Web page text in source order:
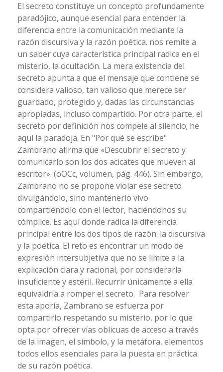
El secreto constituye un concepto profundamente
paradójico, aunque esencial para entender la
diferencia entre la comunicación mediante la
razón discursiva y la razón poética. nos remite a
un saber cuya característica principal radica en el
misterio, la ocultación. La mera existencia del
secreto apunta a que el mensaje que contiene se
considera valioso, tan valioso que merece ser
guardado, protegido y, dadas las circunstancias
apropiadas, incluso compartido. Por otra parte, el
secreto por definición nos compele al silencio; he
aquí la paradoja. En "Por qué se escribe"
Zambrano afirma que «Descubrir el secreto y
comunicarlo son los dos acicates que mueven al
escritor». (oOCc, volumen, pág. 446). Sin embargo,
Zambrano no se propone violar ese secreto
divulgándolo, sino mantenerlo vivo
compartiéndolo con el lector, haciéndonos su
cómplice. Es aquí donde radica la diferencia
principal entre los dos tipos de razón: la discursiva
y la poética. El reto es encontrar un modo de
expresión intersubjetiva que no se limite a la
explicación clara y racional, por considerarla
insuficiente y estéril. Recurrir únicamente a ella
equivaldría a romper el secreto. Para resolver
esta aporía, Zambrano se esfuerza por
compartirlo respetando su misterio, por lo que
opta por ofrecer vías oblicuas de acceso a través
de la imagen, el símbolo, y la metáfora, elementos
todos ellos esenciales para la puesta en práctica
de su razón poética.